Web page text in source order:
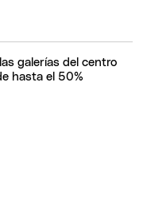
galerías del centro
hasta el 50%